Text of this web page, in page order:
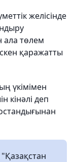
желісінде
ала төлем
қаражатты
үкімімен
кінәлі деп